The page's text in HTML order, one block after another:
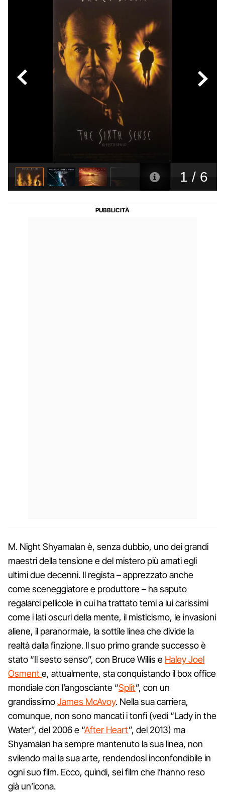
M. Night Shyamalan è, senza dubbio, uno dei grandi
maestri della tensione e del mistero più amati egli
ultimi due decenni. Il regista – apprezzato anche
come sceneggiatore e produttore – ha saputo
regalarci pellicole in cui ha trattato temi a lui carissimi
come i lati oscuri della mente, il misticismo, le invasioni
aliene, il paranormale, la sottile linea che divide la
realtà dalla finzione. Il suo primo grande successo è
stato “Il sesto senso”, con Bruce Willis e Haley Joel
Osmente, attualmente, sta conquistando il box office
mondiale con l’angosciante “Split”, con un
grandissimoJames McAvoy. Nella sua carriera,
comunque, non sono mancati i tonfi (vedi “Lady in the
Water”, del 2006 e “After Heart”, del 2013) ma
Shyamalan ha sempre mantenuto la sua linea, non
svilendo mai la sua arte, rendendosi inconfondibile in
ogni suo film. Ecco, quindi, sei film che l’hanno reso
già un’icona.